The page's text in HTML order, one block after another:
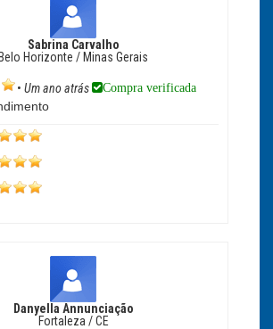
Sabrina Carvalho
Belo Horizonte / Minas Gerais
• Um ano atrás Compra verificada
Danyella Annunciação
Fortaleza / CE